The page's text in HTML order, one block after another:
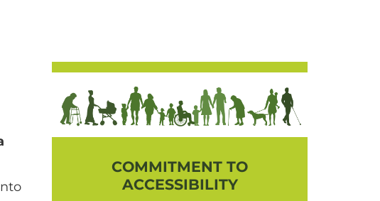
COMMITMENT TO
ACCESSIBILITY